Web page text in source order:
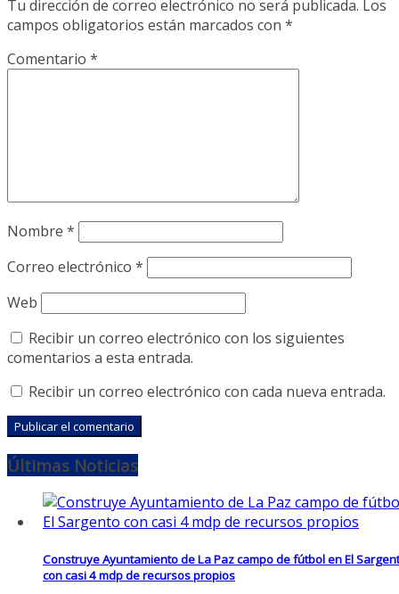
Tu dirección de correo electrónico no será publicada. Los
campos obligatorios están marcados con *
Comentario *
Nombre *
Correo electrónico *
Web
Recibir un correo electrónico con los siguientes
comentarios a esta entrada.
Recibir un correo electrónico con cada nueva entrada.
Últimas Noticias
Construye Ayuntamiento de La Paz campo de fútbol en El
con casi 4 mdp de recursos propios